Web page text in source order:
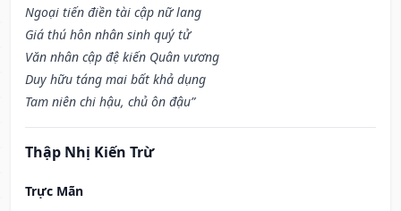
Ngoại tiến điền tài cập nữ lang
Giá thú hôn nhân sinh quý tử
Văn nhân cập đệ kiến Quân vương
Duy hữu táng mai bất khả dụng
Tam niên chi hậu, chủ ôn đậu”
Thập Nhị Kiến Trừ
Trực Mãn